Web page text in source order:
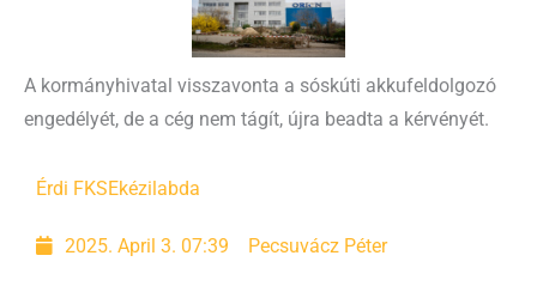
A kormányhivatal visszavonta a sóskúti akkufeldolgozó
engedélyét, de a cég nem tágít, újra beadta a kérvényét.
Érdi FKSEkézilabda
2025. April 3. 07:39 Pecsuvácz Péter